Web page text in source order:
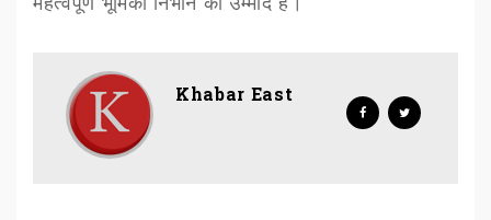
Khabar East